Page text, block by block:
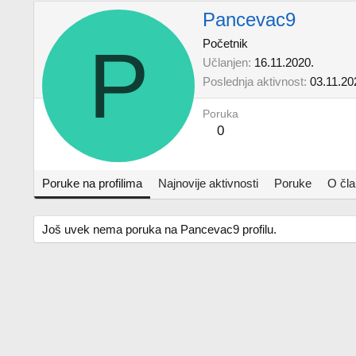
P
Pancevac9
Početnik
Učlanjen 16.11.2020.
Poslednja aktivnost
Poruka
0
Poruke na profilima Najnovije aktivnosti Poruke O
Još uvek nema poruka na Pancevac9 profilu.